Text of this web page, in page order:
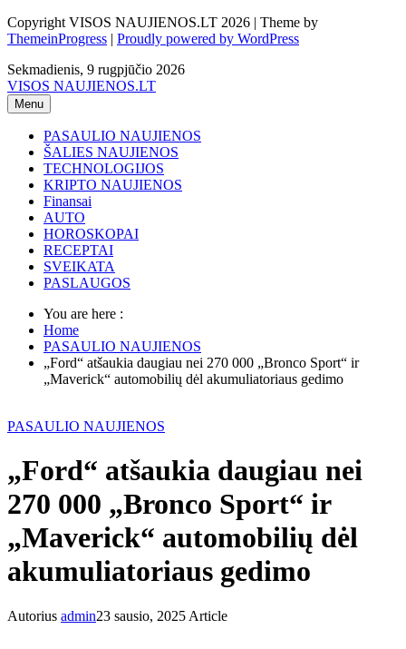
Copyright VISOS NAUJIENOS.LT 2026 | Theme by
ThemeinProgress | Proudly powered by WordPress
Sekmadienis, 9 rugpjūčio 2026
VISOS NAUJIENOS.LT
Menu
PASAULIO NAUJIENOS
ŠALIES NAUJIENOS
TECHNOLOGIJOS
KRIPTO NAUJIENOS
Finansai
AUTO
HOROSKOPAI
RECEPTAI
SVEIKATA
PASLAUGOS
You are here :
Home
PASAULIO NAUJIENOS
„Ford“ atšaukia daugiau nei 270 000 „Bronco Sport“ ir
„Maverick“ automobilių dėl akumuliatoriaus gedimo
PASAULIO NAUJIENOS
„Ford“ atšaukia daugiau nei
270 000 „Bronco Sport“ ir
„Maverick“ automobilių dėl
akumuliatoriaus gedimo
Autorius admin23 sausio, 2025 Article